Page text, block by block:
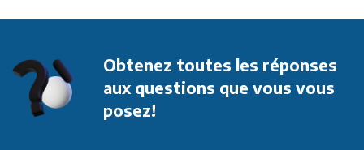
Obtenez toutes les réponses
aux questions que vous vous
posez!